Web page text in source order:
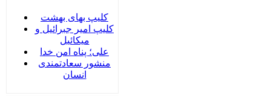
کلیپ بهای بهشت
کلیپ امیر جبرائیل و
میکائیل
علی؛ پناه امن خدا
منشور سعادتمندی
انسان